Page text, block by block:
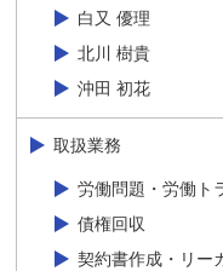
白又 優理
北川 樹貴
沖田 初花
取扱業務
労働問題・労働ト
債権回収
契約書作成・リー